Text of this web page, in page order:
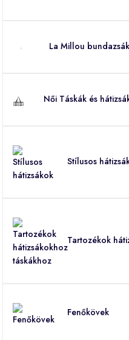
La Millou bundazsák
Női Táskák és
Stílusos
Tartozékok
Fenőkövek